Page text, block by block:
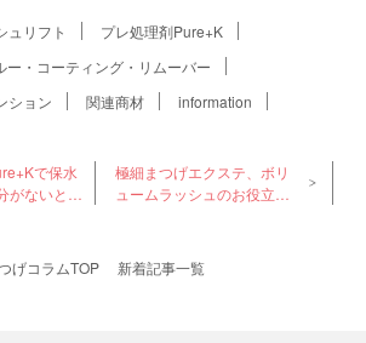
ュリフト
プレ処理剤Pure+K
ー・コーティング・リムーバー
ション
関連商材 information
で保水
がないと硬
極細まつげエクステ、ボリ
ュームラッシュのお役立ち
げコラムTOP 新着記事一覧